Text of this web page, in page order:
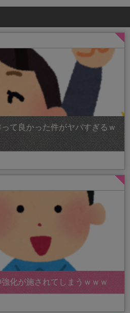
て良かった件がヤバすぎるｗ
化が施されてしまうｗｗｗ